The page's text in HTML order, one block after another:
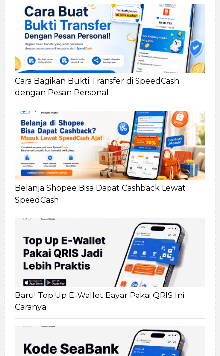
Cara Bagikan Bukti Transfer di SpeedCash
dengan Pesan Personal
Belanja Shopee Bisa Dapat Cashback Lewat
SpeedCash
Baru! Top Up E-Wallet Bayar Pakai QRIS Ini
Caranya